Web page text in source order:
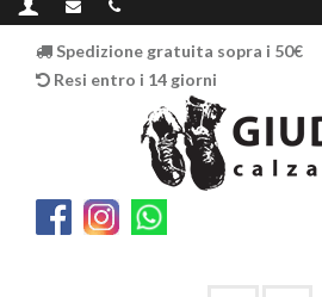
Spedizione gratuita sopra i 50€
Resi entro i 14 giorni